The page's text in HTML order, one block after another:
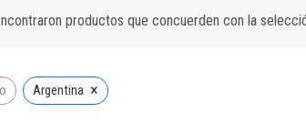
productos que concuerden con la
Argentina ×